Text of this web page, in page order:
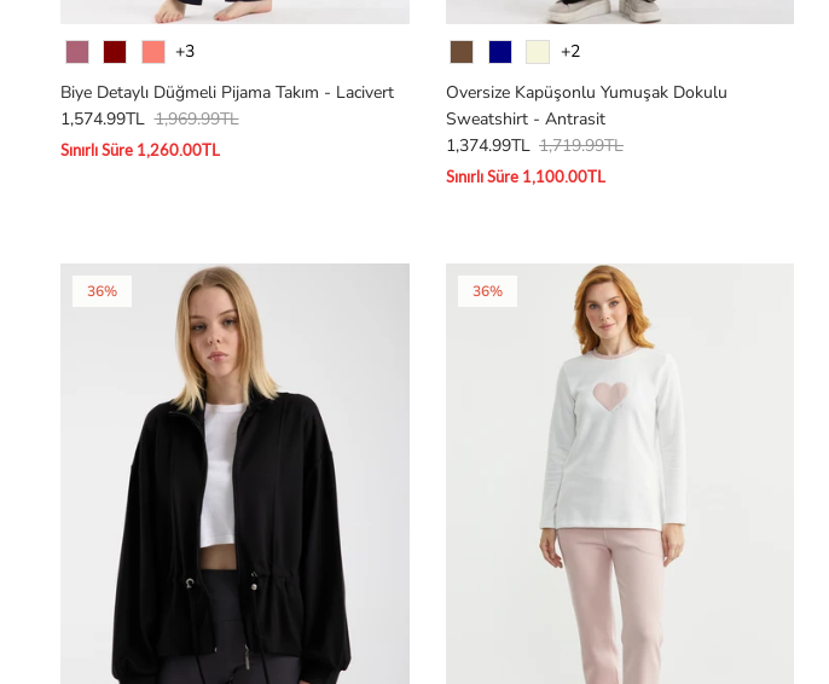
Renk
+3
Biye Detaylı Düğmeli Pijama Takım - Lacivert
1,574.99TL 1,969.99TL
Sınırlı Süre 1,260.00TL
Renk
+2
Oversize Kapüşonlu Yumuşak Dokulu
Sweatshirt - Antrasit
1,374.99TL 1,719.99TL
Sınırlı Süre 1,100.00TL
36% 36%